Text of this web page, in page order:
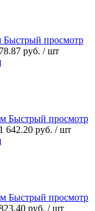
Быстрый просмотр
руб. / шт
Быстрый просмотр
1 642.20 руб. / шт
Быстрый просмотр
руб. / шт